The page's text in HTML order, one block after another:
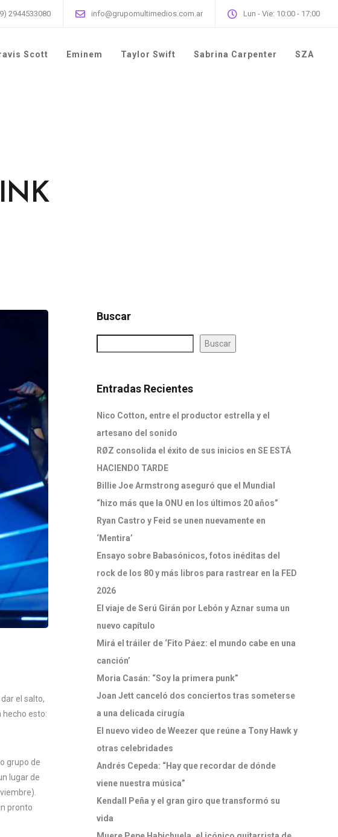
2944533080 info@grupomultimedios.com.ar Lun - Vie: 10:00 - 17:00
Scott Eminem Taylor Swift Sabrina Carpenter SZA
el salto,
hecho esto:
grupo de
lugar de
pronto
Buscar
Buscar
Entradas Recientes
Nico Cotton, entre el productor estrella y el
artesano del sonido
RØZ consolida el éxito de sus inicios en SE ESTÁ
HACIENDO TARDE
Billie Joe Armstrong aseguró que el Mundial
“hizo más que la ONU en los últimos 20 años”
Ryan Castro y Feid se unen nuevamente en
‘Mentira’
Ensayo sobre Babasónicos, fotos inéditas del
rock de los 80 y más libros para rastrear en la FED
2026
El viaje de Serú Girán por Lebón y Aznar suma un
nuevo capítulo
Mirá el tráiler de ‘Fito Páez: el mundo cabe en una
canción’
Moria Casán: “Soy la primera punk”
Joan Jett canceló dos conciertos tras someterse
a una delicada cirugía
El nuevo video de Weezer que reúne a Tony Hawk y
otras celebridades
Andrés Cepeda: “Hay que recordar de dónde
viene nuestra música”
Kendall Peña y el gran giro que transformó su
vida